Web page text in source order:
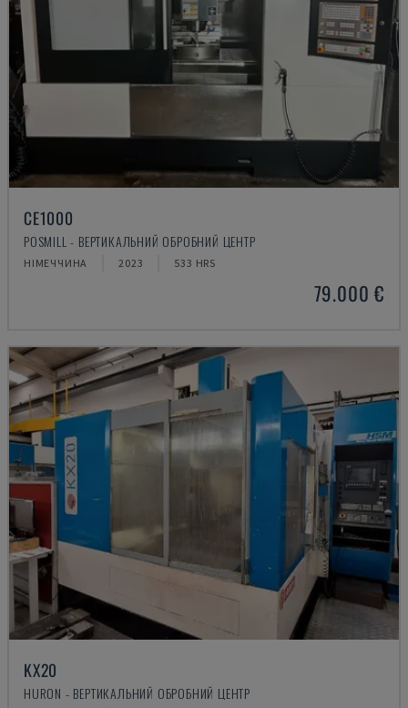
CE1000
POSMILL - ВЕРТИКАЛЬНИЙ ОБРОБНИЙ ЦЕНТР
НІМЕЧЧИНА 2023 533 HRS
79.000 €
KX20
HURON - ВЕРТИКАЛЬНИЙ ОБРОБНИЙ ЦЕНТР